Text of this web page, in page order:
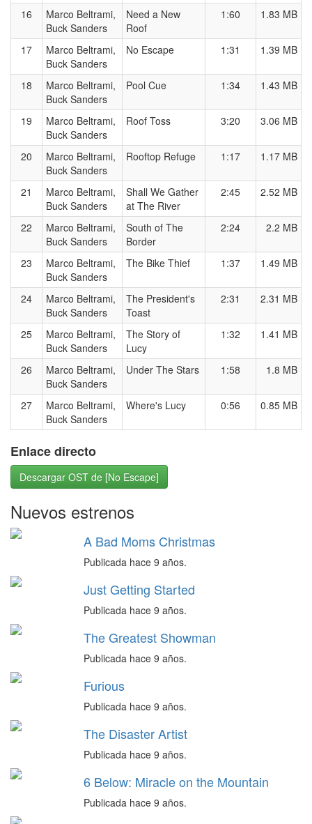
16
Marco Beltrami,
Buck Sanders
Need a New
Roof
1:60 1.83 MB
17
Marco Beltrami,
Buck Sanders
No Escape 1:31 1.39 MB
18
Marco Beltrami,
Buck Sanders
Pool Cue 1:34 1.43 MB
19
Marco Beltrami,
Buck Sanders
Roof Toss 3:20 3.06 MB
20
Marco Beltrami,
Buck Sanders
Rooftop Refuge 1:17 1.17 MB
21
Marco Beltrami,
Buck Sanders
Shall We Gather
at The River
2:45 2.52 MB
22
Marco Beltrami,
Buck Sanders
South of The
Border
2:24 2.2 MB
23
Marco Beltrami,
Buck Sanders
The Bike Thief 1:37 1.49 MB
24
Marco Beltrami,
Buck Sanders
The President's
Toast
2:31 2.31 MB
25
Marco Beltrami,
Buck Sanders
The Story of
Lucy
1:32 1.41 MB
26
Marco Beltrami,
Buck Sanders
Under The Stars 1:58 1.8 MB
27
Marco Beltrami,
Buck Sanders
Where's Lucy 0:56 0.85 MB
Enlace directo
Descargar OST de [No Escape]
Nuevos estrenos
A Bad Moms Christmas
Publicada hace 9 años.
Just Getting Started
Publicada hace 9 años.
The Greatest Showman
Publicada hace 9 años.
Furious
Publicada hace 9 años.
The Disaster Artist
Publicada hace 9 años.
6 Below: Miracle on the Mountain
Publicada hace 9 años.